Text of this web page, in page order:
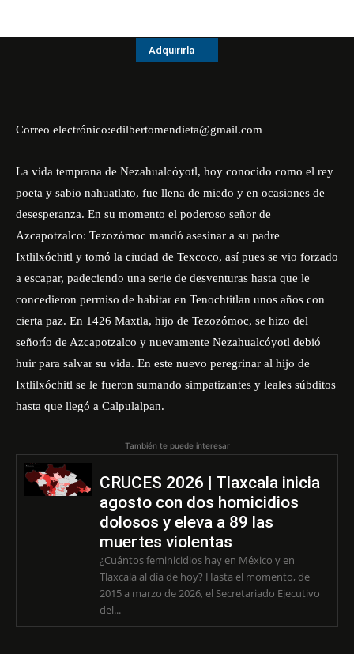
Adquirirla
Correo electrónico:edilbertomendieta@gmail.com
La vida temprana de Nezahualcóyotl, hoy conocido como el rey
poeta y sabio nahuatlato, fue llena de miedo y en ocasiones de
desesperanza. En su momento el poderoso señor de
Azcapotzalco: Tezozómoc mandó asesinar a su padre
Ixtlilxóchitl y tomó la ciudad de Texcoco, así pues se vio forzado
a escapar, padeciendo una serie de desventuras hasta que le
concedieron permiso de habitar en Tenochtitlan unos años con
cierta paz. En 1426 Maxtla, hijo de Tezozómoc, se hizo del
señorío de Azcapotzalco y nuevamente Nezahualcóyotl debió
huir para salvar su vida. En este nuevo peregrinar al hijo de
Ixtlilxóchitl se le fueron sumando simpatizantes y leales súbditos
hasta que llegó a Calpulalpan.
También te puede interesar
CRUCES 2026 | Tlaxcala inicia
agosto con dos homicidios
dolosos y eleva a 89 las
muertes violentas
¿Cuántos feminicidios hay en México y en
Tlaxcala al día de hoy? Hasta el momento, de
2015 a marzo de 2026, el Secretariado Ejecutivo
del...